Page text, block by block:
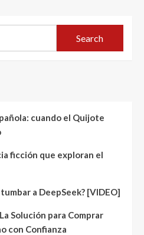
Search
cuando el Quijote
ficción que exploran el
a DeepSeek? [VIDEO]
Solución para Comprar
con Confianza